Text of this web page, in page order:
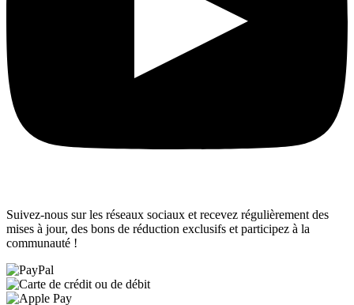
Suivez-nous sur les réseaux sociaux et recevez régulièrement des
mises à jour, des bons de réduction exclusifs et participez à la
communauté !